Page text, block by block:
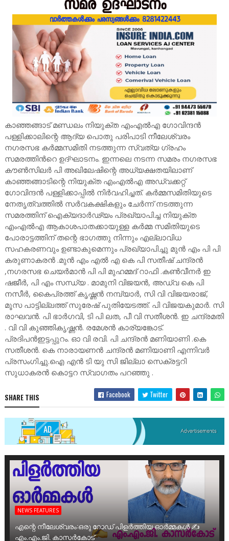
കാഞ്ഞങ്ങാട് മണ്ഡലം നിയുക്ത എംഎൽഎ ഗോവിന്ദൻ
പള്ളിക്കാലിന്റെ ആദ്യ പൊതു പരിപാടി നീലേശ്വരം
നഗരസഭ കർമ്മസമിതി നടത്തുന്ന സ്വത്യ ഗ്രഹം
സമരത്തിൻറെ ഉദ്ഘാടനം. ഇന്നലെ നടന്ന സമരം നഗരസഭ
കൗൺസിലർ പി അഖിലേഷിന്റെ അധ്യക്ഷതയിലാണ്
കാഞ്ഞങ്ങാടിന്റെ നിയുക്ത എംഎൽഎ അഡ്വക്കറ്റ്
ഗോവിന്ദൻ പള്ളിക്കാപ്പിൽ നിർവഹിച്ചത്. കർമ്മസമിതിയുടെ
നേതൃത്വത്തിൽ സർവകക്ഷികളും ചേർന്ന് നടത്തുന്ന
സമരത്തിന് ഐക്യദാർഢ്യം പ്രഖ്യാപിച്ച നിയുക്ത
എംഎൽഎ ആകാശപാതക്കായുള്ള കർമ്മ സമിതിയുടെ
പോരാട്ടത്തിന് തന്റെ ഭാഗത്തു നിന്നും എല്ലാവിധ
സഹകരണവും ഉണ്ടാകുമെന്നും പ്രഖ്യാപിച്ചു മുൻ എം പി പി
കരുണാകരൻ .മുൻ എം എൽ എ കെ പി സതീഷ് ചന്ദ്രൻ
,നഗരസഭ ചെയർമാൻ പി പി മുഹമ്മദ് റാഫി .കൺവീനർ ഇ
ഷജീർ, പി എം സന്ധ്യ . മാമുനി വിജയൻ, അഡ്വ കെ പി
നസീർ, കൈപ്രത്ത് കൃഷ്ണൻ നമ്പ്യാർ, സി വി വിജയരാജ്,
മൂസ പാട്ടില്ലത്ത് സുരേഷ് പുതിയേടത്ത്. പി വിജയകുമാർ. സി
രാഘവൻ. പി ഭാർഗവി, ടി പി ലത, പീ വി സതീശൻ. ഇ ചന്ദ്രമതി
. വി വി കുഞ്ഞികൃഷ്ണൻ. രമേശൻ കാര്യങ്കോട്.
പ്രദിപൻഇട്ടപ്പുറം. ഓ വി രവി. പി ചന്ദ്രൻ മണിയാണി .കെ
സതീശൻ. കെ നാരായണൻ ചന്ദ്രൻ മണിയാണി എന്നിവർ
പ്രസംഗിച്ചു.ഐ എൻ ടി യു സി ജില്ലാ സെക്രട്ടറി
സുധാകരൻ കൊട്ടറ സ്വാഗതം പറഞ്ഞു .
SHARE THIS Facebook Twitter
NEWS FEATURES
എന്റെ നീലേശ്വരം:ഒരു റോഡ് പിളർത്തിയ ഓർമ്മകൾ ✍️
എം.എം.ജി. കാസർകോട്